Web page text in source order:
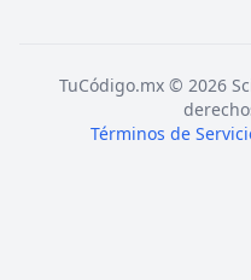
TuCódigo.mx © 2026
Términos de